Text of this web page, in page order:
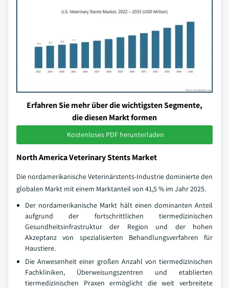
Erfahren Sie mehr über die wichtigsten Segmente,
die diesen Markt formen
Kostenloses PDF herunterladen
North America Veterinary Stents Market
Die nordamerikanische Veterinärstents-Industrie dominierte den
globalen Markt mit einem Marktanteil von 41,5 % im Jahr 2025.
Der nordamerikanische Markt hält einen dominanten Anteil
aufgrund der fortschrittlichen tiermedizinischen
Gesundheitsinfrastruktur der Region und der hohen
Akzeptanz von spezialisierten Behandlungsverfahren für
Haustiere.
Die Anwesenheit einer großen Anzahl von tiermedizinischen
Fachkliniken, Überweisungszentren und etablierten
tiermedizinischen Praxen ermöglicht die weit verbreitete